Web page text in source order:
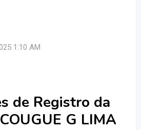
1:10 AM
de Registro da
G LIMA